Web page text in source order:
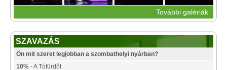
További galériák
SZAVAZÁS
Ön mit szeret legjobban a szombathelyi nyárban?
10% - A Tófürdőt.